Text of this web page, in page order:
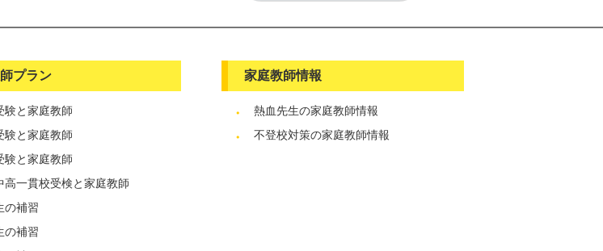
プラン
験と家庭教師
験と家庭教師
験と家庭教師
高一貫校受検と家庭教師
の補習
の補習
家庭教師情報
熱血先生の家庭教師情報
不登校対策の家庭教師情報